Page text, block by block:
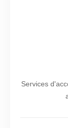
Services